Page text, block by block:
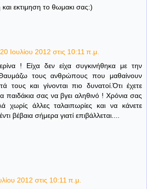
εκτιμηση το θωμακι σας:)
20 Ιουλίου 2012 στις 10:11 π.μ.
! Είχα δεν είχα συγκινήθηκα με την
τους ανθρώπους που μαθαίνουν
τους και γίνονται πιο δυνατοί.Ότι έχετε
παιδάκια σας να βγει αληθινό ! Χρόνια σας
χωρίς άλλες ταλαιπωρίες και να κάνετε
βέβαια σήμερα γιατί επιβάλλεται....
2012 στις 10:11 π.μ.